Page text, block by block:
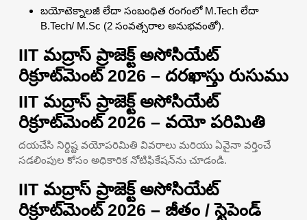
బయోటెక్నాలజీ లేదా సంబంధిత రంగంలో M.Tech లేదా
B.Tech/ M.Sc (2 సంవత్సరాల అనుభవంతో).
IIT మద్రాస్ ప్రాజెక్ట్ అసోసియేట్
రిక్రూట్‌మెంట్ 2026 – దరఖాస్తు రుసుము
IIT మద్రాస్ ప్రాజెక్ట్ అసోసియేట్
రిక్రూట్‌మెంట్ 2026 – వయో పరిమితి
దయచేసి నిర్దిష్ట వయోపరిమితి వివరాలు మరియు ఏవైనా వర్తించే
సడలింపుల కోసం అధికారిక నోటిఫికేషన్‌ను చూడండి.
IIT మద్రాస్ ప్రాజెక్ట్ అసోసియేట్
రిక్రూట్‌మెంట్ 2026 – జీతం / స్టైపెండ్